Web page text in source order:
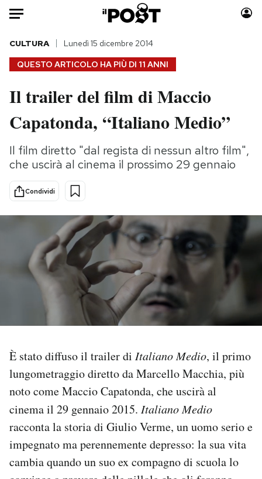
Auto
HOME
Italia
Politica
Tecnologia
Internet
Scienza
Cultura
Economia
Sport
Moda
Consumismi
Storie/Idee
Ok Boomer!
Altrecose
Mondiali calcio 2026
PODCAST
NEWSLETTER
I MIEI PREFERITI
CALENDARIO
QUESTO ARTICOLO HA PIÙ DI 11 ANNI
CULTURA Lunedì 15 dicembre 2014
Il trailer del film di Maccio
Capatonda, “Italiano Medio”
Il film diretto "dal regista di nessun altro film",
che uscirà al cinema il prossimo 29 gennaio
Condividi
È stato diffuso il trailer di Italiano Medio, il primo
lungometraggio diretto da Marcello Macchia, più
noto come Maccio Capatonda, che uscirà al
cinema il 29 gennaio 2015. Italiano Medio
racconta la storia di Giulio Verme, un uomo serio e
impegnato ma perennemente depresso: la sua vita
cambia quando un suo ex compagno di scuola lo